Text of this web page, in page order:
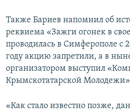
КРЫМ.НЕПОКОРЕННЫЙ
ELIFBE
УКРАИНСКАЯ ПРОБЛЕМА КРЫМА
Все сайты RFE/RL
Также Бариев напомнил об
реквиема «Зажги огонек в
проводилась в Симферополе с
году акцию запретили, а в
организатором выступил
Крымскотатарской
«Как стало известно позже,